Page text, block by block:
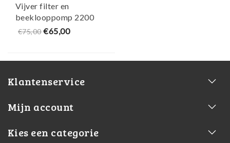
Vijver filter en
beeklooppomp 2200
ltr/u craft eco
€75,00 €65,00
Klantenservice
Mijn account
Kies een categorie